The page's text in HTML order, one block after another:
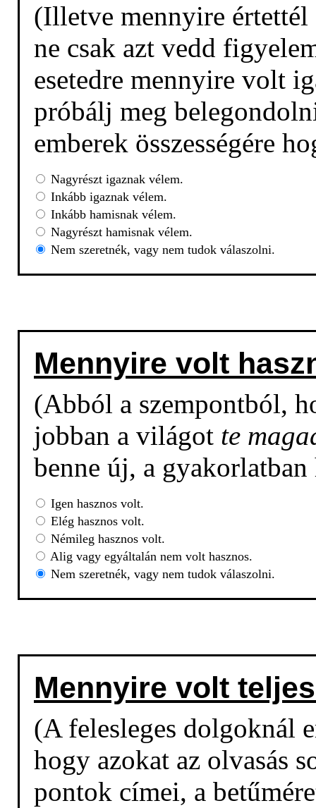
(Illetve mennyire
ne csak azt vedd
esetedre mennyire volt
próbálj meg
emberek összességére
Nagyrészt igaznak vélem.
Inkább igaznak vélem.
Inkább hamisnak vélem.
Nagyrészt hamisnak vélem.
Nem szeretnék, vagy nem tudok válaszolni.
Mennyire volt
(Abból a szempontból,
jobban a világot te
benne új, a
Igen hasznos volt.
Elég hasznos volt.
Némileg hasznos volt.
Alig vagy egyáltalán nem volt hasznos.
Nem szeretnék, vagy nem tudok válaszolni.
Mennyire volt
(A felesleges dolgoknál
hogy azokat az olvasás
pontok címei, a